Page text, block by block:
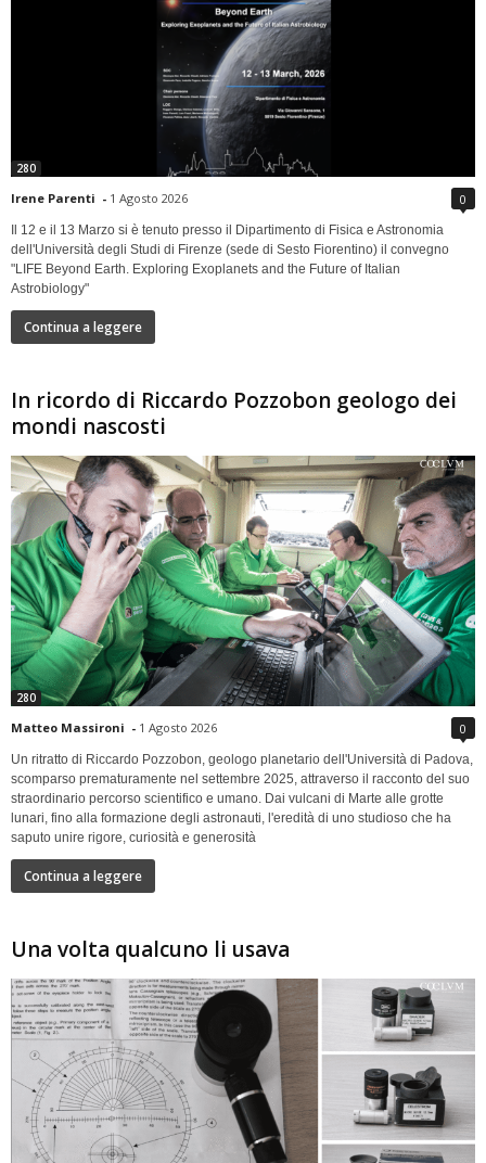
280
Irene Parenti - 1 Agosto 2026 0
Il 12 e il 13 Marzo si è tenuto presso il Dipartimento di Fisica e Astronomia
dell'Università degli Studi di Firenze (sede di Sesto Fiorentino) il convegno
"LIFE Beyond Earth. Exploring Exoplanets and the Future of Italian
Astrobiology"
Continua a leggere
In ricordo di Riccardo Pozzobon geologo dei
mondi nascosti
280
Matteo Massironi - 1 Agosto 2026 0
Un ritratto di Riccardo Pozzobon, geologo planetario dell'Università di Padova,
scomparso prematuramente nel settembre 2025, attraverso il racconto del suo
straordinario percorso scientifico e umano. Dai vulcani di Marte alle grotte
lunari, fino alla formazione degli astronauti, l'eredità di uno studioso che ha
saputo unire rigore, curiosità e generosità
Continua a leggere
Una volta qualcuno li usava